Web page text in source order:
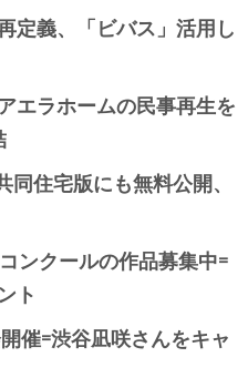
定義、「ビバス」活用し
エラホームの民事再生を
住宅版にも無料公開、
ンクールの作品募集中=
ト
催=渋谷凪咲さんをキャ